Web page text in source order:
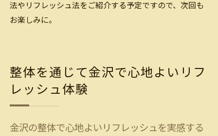
法やリフレッシュ法をご紹介する予定ですので、次回も
お楽しみに。
整体を通じて金沢で心地よいリフ
レッシュ体験
金沢の整体で心地よいリフレッシュを実感する